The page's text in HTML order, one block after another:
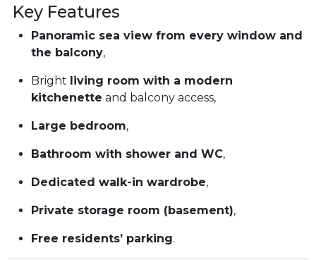
Key Features
Panoramic sea view from every window and
the balcony,
Bright living room with a modern
kitchenette and balcony access,
Large bedroom,
Bathroom with shower and WC,
Dedicated walk-in wardrobe,
Private storage room (basement),
Free residents’ parking.